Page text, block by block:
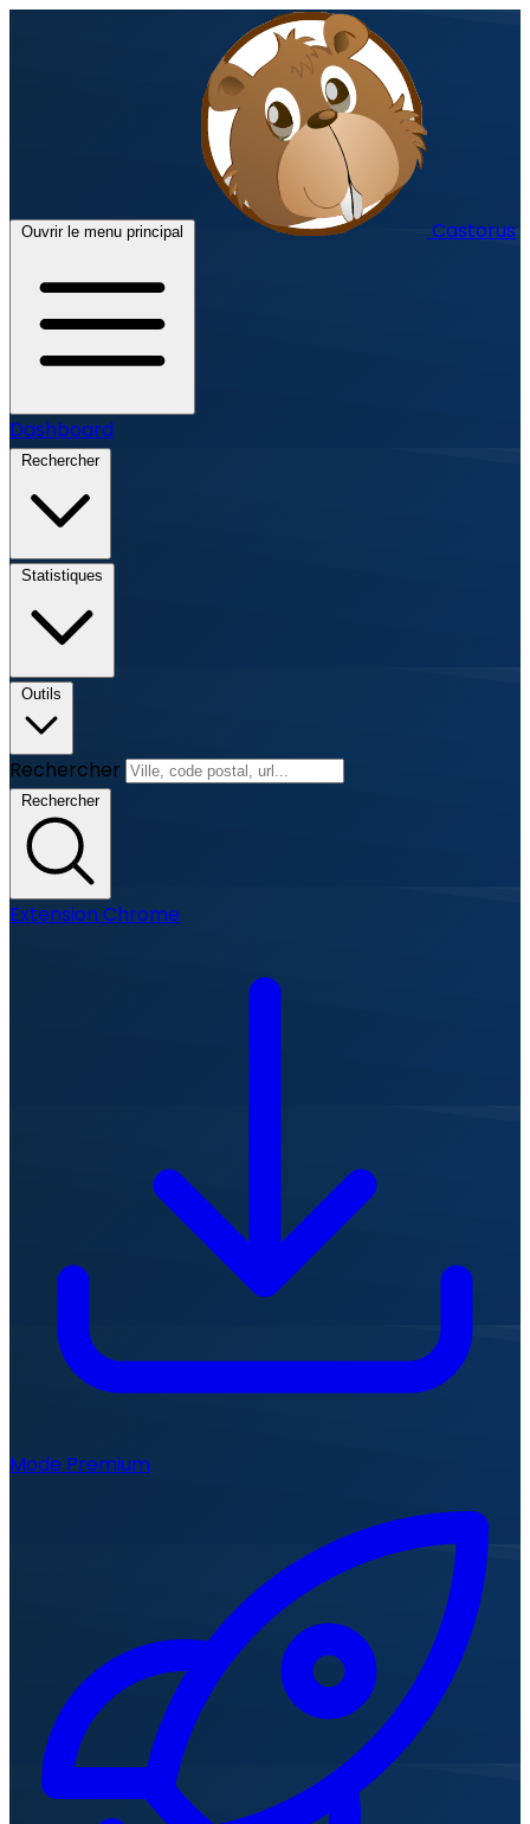
Ouvrir le menu principal Castorus
Dashboard
Rechercher
Statistiques
Outils
Rechercher
Rechercher
Extension Chrome
Mode Premium